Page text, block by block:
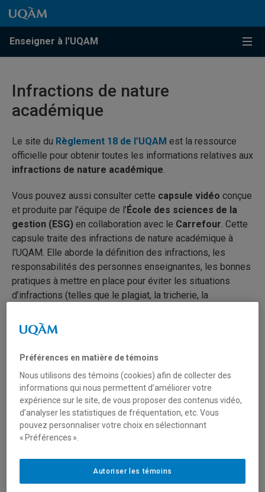
Passer au contenu
Accéder au menu principal
Accéder à la recherche
Passer au contenu
Accéder au menu principal
Enseigner à l'UQAM
Infractions de nature
académique
Le site du Règlement 18 de l’UQAM est la ressource
officielle pour obtenir toutes les informations relatives aux
infractions de nature académique.
Vous pouvez aussi consulter cette capsule vidéo conçue
et produite par l’équipe de l’École des sciences de la
gestion (ESG) en collaboration avec le Carrefour. Cette
capsule traite des infractions de nature académique à
l’UQAM. Elle aborde la définition des infractions, les
responsabilités des personnes enseignantes, les bonnes
pratiques à mettre en place pour éviter les situations
d’infractions (telles que le plagiat, la tricherie, la
l’intégrité académique) ainsi que la procédure de
signalement.
La capsule vise principalement àsensibiliser
l’importance de l’intégrité académique et àguiderle
corps enseignant dans son travail de sensibilisation et
d’information des personnes étudiantes à la question de
l’intégrité. Bien que cette capsule soit une initiative
destinéeinitialement au personnel enseignant de
être pertinentes pour
Préférences en matière de témoins
Nous utilisons des témoins (cookies) afin de collecter des
informations qui nous permettent d’améliorer votre
expérience sur le site, de vous proposer des contenus vidéo,
d’analyser les statistiques de fréquentation, etc. Vous
pouvez personnaliser votre choix en sélectionnant
« Préférences ».
Autoriser les témoins